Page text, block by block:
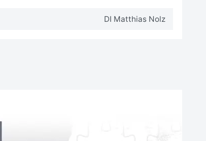
DI Matthias Nolz